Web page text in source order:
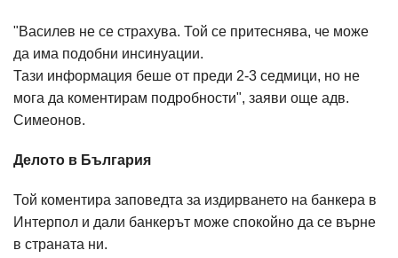
"Василев не се страхува. Той се притеснява, че може
да има подобни инсинуации.
Тази информация беше от преди 2-3 седмици, но не
мога да коментирам подробности", заяви още адв.
Симеонов.
Делото в България
Той коментира заповедта за издирването на банкера в
Интерпол и дали банкерът може спокойно да се върне
в страната ни.